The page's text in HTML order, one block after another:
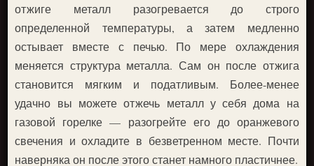
отжиге металл разогревается до строго
определенной температуры, а затем медленно
остывает вместе с печью. По мере охлаждения
меняется структура металла. Сам он после отжига
становится мягким и податливым. Более-менее
удачно вы можете отжечь металл у себя дома на
газовой горелке — разогрейте его до оранжевого
свечения и охладите в безветренном месте. Почти
наверняка он после этого станет намного пластичнее.